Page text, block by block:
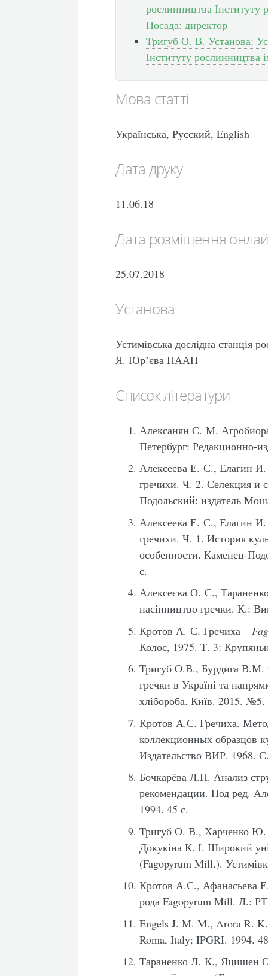
рослинництва
Посада: директор
Тригуб О. В. Установа:
Інституту
Мова статті
Українська, Русский, English
Дата друку
11.06.18
Дата розміщення
25.07.2018
Установа
Устимівська дослідна станція
Я. Юр’єва НААН
Список літератури
Алексанян С. М.
Петербург: Редакционно-
Алексеева Е. С., Елагин
гречихи. Ч. 2. Селекция и
Подольский: издатель
Алексеева Е. С., Елагин
гречихи. Ч. 1. История
особенности. Каменец-
с.
Алексеєва О. С.,
насінництво гречки. К.:
Кротов А. С. Гречиха –
Колос, 1975. Т. 3:
Тригуб О.В., Бурдига В.М.
гречки в Україні та
хлібороба. Київ. 2015.
Кротов А.С. Гречиха.
коллекционных образцов
Издательство ВИР. 1968.
Бочкарёва Л.П. Анализ
рекомендации. Под ред.
1994. 45 с.
Тригуб О. В., Харченко
Докукіна К. І. Широкий
(Fagopyrum Mill.).
Кротов А.С., Афанасьева
рода Fagopyrum Mill. Л.:
Engels J. M. M., Arora R.
Roma, Italy: IPGRI. 1994.
Тараненко Л. К., Яцишен